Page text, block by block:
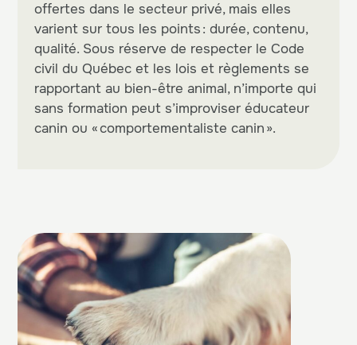
offertes dans le secteur privé, mais elles
varient sur tous les points : durée, contenu,
qualité. Sous réserve de respecter le Code
civil du Québec et les lois et règlements se
rapportant au bien-être animal, n’importe qui
sans formation peut s’improviser éducateur
canin ou « comportementaliste canin ».